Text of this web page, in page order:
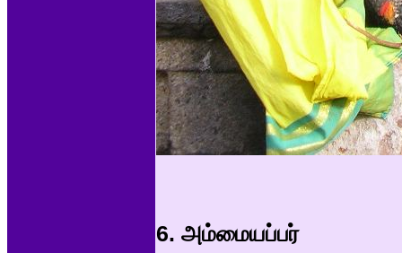
6. அம்மையப்பர்